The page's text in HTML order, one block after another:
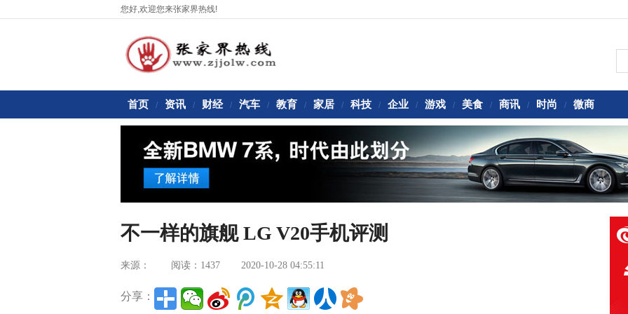
您好,欢迎您来张家界热线!
首页 / 资讯 / 财经 / 汽车 / 教育 / 家居 / 科技 / 企业 / 游戏 / 美食 / 商讯 / 时尚 / 微商
不一样的旗舰 LG V20手机评测
来源： 阅读：1437 2020-10-28 04:55:11
分享：